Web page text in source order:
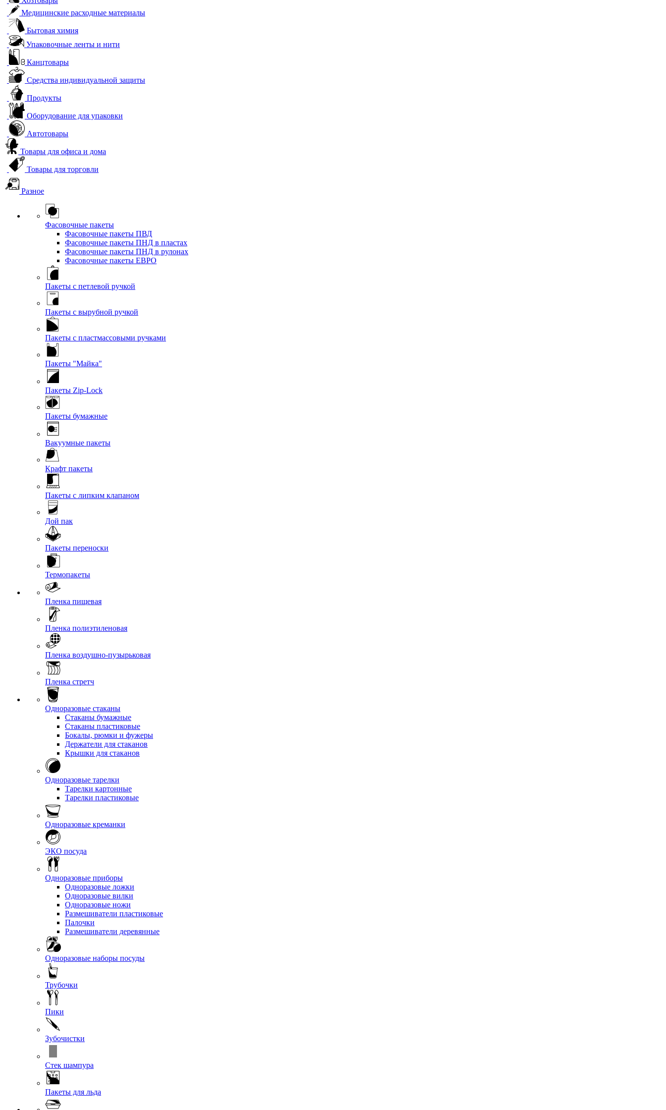
Медицинские расходные материалы
Бытовая химия
Упаковочные ленты и нити
Канцтовары
Средства индивидуальной защиты
Продукты
Оборудование для упаковки
Автотовары
Товары для офиса и дома
Товары для торговли
Разное
Фасовочные пакеты
Фасовочные пакеты ПВД
Фасовочные пакеты ПНД в пластах
Фасовочные пакеты ПНД в рулонах
Фасовочные пакеты ЕВРО
Пакеты с петлевой ручкой
Пакеты с вырубной ручкой
Пакеты с пластмассовыми ручками
Пакеты "Майка"
Пакеты Zip-Lock
Пакеты бумажные
Вакуумные пакеты
Крафт пакеты
Пакеты с липким клапаном
Дой пак
Пакеты переноски
Термопакеты
Пленка пищевая
Пленка полиэтиленовая
Пленка воздушно-пузырьковая
Пленка стретч
Одноразовые стаканы
Стаканы бумажные
Стаканы пластиковые
Бокалы, рюмки и фужеры
Держатели для стаканов
Крышки для стаканов
Одноразовые тарелки
Тарелки картонные
Тарелки пластиковые
Одноразовые креманки
ЭКО посуда
Одноразовые приборы
Одноразовые ложки
Одноразовые вилки
Одноразовые ножи
Размешиватели пластиковые
Палочки
Размешиватели деревянные
Одноразовые наборы посуды
Трубочки
Пики
Зубочистки
Стек шампура
Пакеты для льда